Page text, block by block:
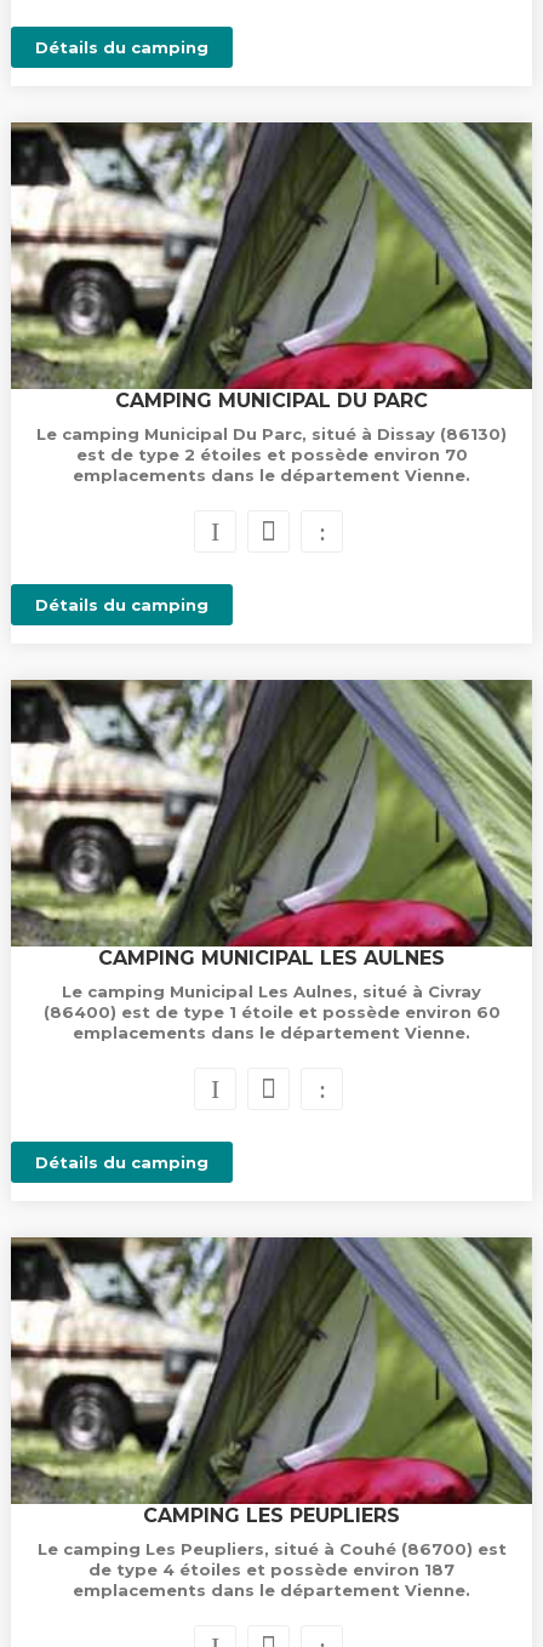
Détails du camping
CAMPING MUNICIPAL DU PARC
Le camping Municipal Du Parc, situé à Dissay (86130)
est de type 2 étoiles et possède environ 70
emplacements dans le département Vienne.
Détails du camping
CAMPING MUNICIPAL LES AULNES
Le camping Municipal Les Aulnes, situé à Civray
(86400) est de type 1 étoile et possède environ 60
emplacements dans le département Vienne.
Détails du camping
CAMPING LES PEUPLIERS
Le camping Les Peupliers, situé à Couhé (86700) est
de type 4 étoiles et possède environ 187
emplacements dans le département Vienne.